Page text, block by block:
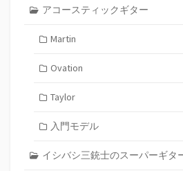
アコースティックギター
Martin
Ovation
Taylor
入門モデル
イシバシ三銃士のスーパーギタ